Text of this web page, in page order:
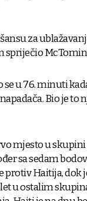
za
spriječio
se u 76. minuti
Bio je to
mjesto u
sa sedam
protiv Haitija, dok
u ostalim